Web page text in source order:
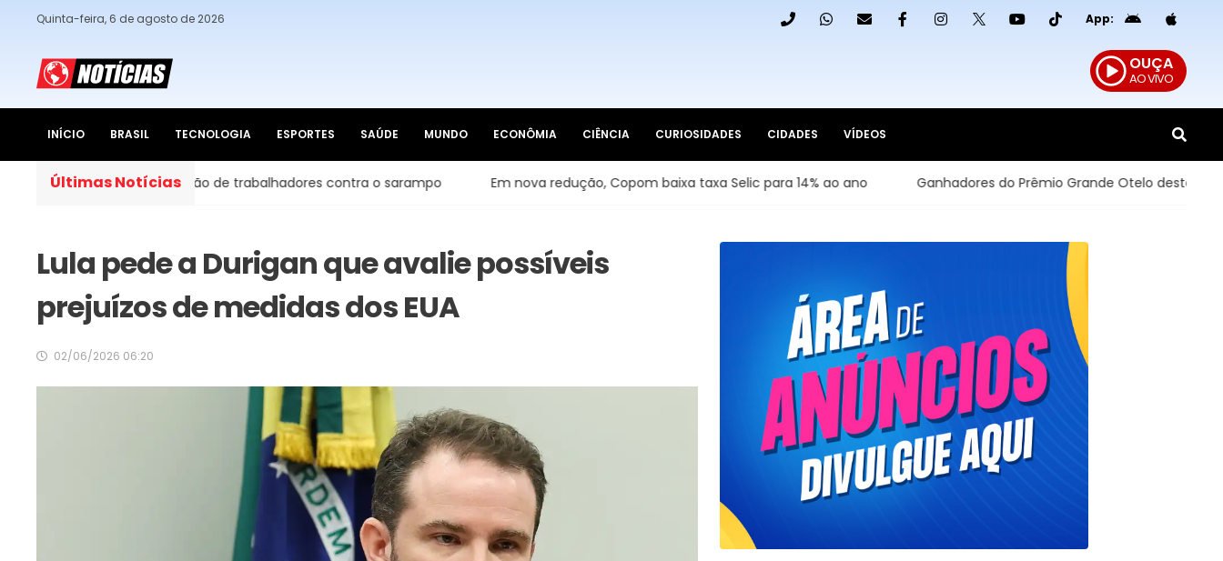
Quinta-feira, 6 de agosto de 2026 App:
OUÇA
AO VIVO
INÍCIO BRASIL TECNOLOGIA ESPORTES SAÚDE MUNDO ECONÔMIA CIÊNCIA CURIOSIDADES CIDADES VÍDEOS
Últimas Notícias
facilitar vacinação de trabalhadores contra o sarampo Em nova redução, Copom baixa taxa Selic para 14% ao ano Ganhadores do Prêmio Grande Otelo destacam emoção
Lula pede a Durigan que avalie possíveis
prejuízos de medidas dos EUA
02/06/2026 06:20